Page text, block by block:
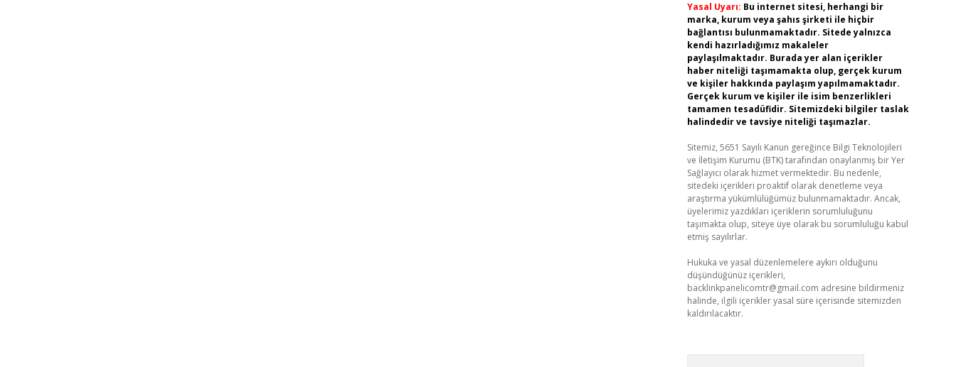
Yasal Uyarı: Bu internet sitesi, herhangi bir
marka, kurum veya şahıs şirketi ile hiçbir
bağlantısı bulunmamaktadır. Sitede yalnızca
kendi hazırladığımız makaleler
paylaşılmaktadır. Burada yer alan içerikler
haber niteliği taşımamakta olup, gerçek kurum
ve kişiler hakkında paylaşım yapılmamaktadır.
Gerçek kurum ve kişiler ile isim benzerlikleri
tamamen tesadüfidir. Sitemizdeki bilgiler taslak
halindedir ve tavsiye niteliği taşımazlar.
Sitemiz, 5651 Sayılı Kanun gereğince Bilgi Teknolojileri
ve İletişim Kurumu (BTK) tarafından onaylanmış bir Yer
Sağlayıcı olarak hizmet vermektedir. Bu nedenle,
sitedeki içerikleri proaktif olarak denetleme veya
araştırma yükümlülüğümüz bulunmamaktadır. Ancak,
üyelerimiz yazdıkları içeriklerin sorumluluğunu
taşımakta olup, siteye üye olarak bu sorumluluğu kabul
etmiş sayılırlar.
Hukuka ve yasal düzenlemelere aykırı olduğunu
düşündüğünüz içerikleri,
backlinkpanelicomtr@gmail.com adresine bildirmeniz
halinde, ilgili içerikler yasal süre içerisinde sitemizden
kaldırılacaktır.